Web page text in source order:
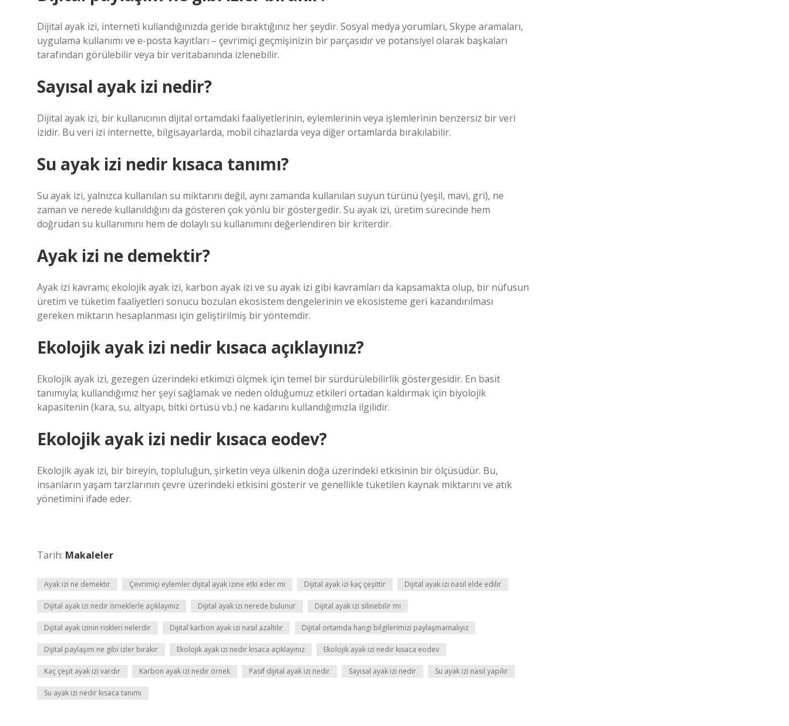
Dijital ayak izi, interneti kullandığınızda geride bıraktığınız her şeydir. Sosyal medya yorumları, Skype aramaları,
uygulama kullanımı ve e-posta kayıtları – çevrimiçi geçmişinizin bir parçasıdır ve potansiyel olarak başkaları
tarafından görülebilir veya bir veritabanında izlenebilir.
Sayısal ayak izi nedir?
Dijital ayak izi, bir kullanıcının dijital ortamdaki faaliyetlerinin, eylemlerinin veya işlemlerinin benzersiz bir veri
izidir. Bu veri izi internette, bilgisayarlarda, mobil cihazlarda veya diğer ortamlarda bırakılabilir.
Su ayak izi nedir kısaca tanımı?
Su ayak izi, yalnızca kullanılan su miktarını değil, aynı zamanda kullanılan suyun türünü (yeşil, mavi, gri), ne
zaman ve nerede kullanıldığını da gösteren çok yönlü bir göstergedir. Su ayak izi, üretim sürecinde hem
doğrudan su kullanımını hem de dolaylı su kullanımını değerlendiren bir kriterdir.
Ayak izi ne demektir?
Ayak izi kavramı; ekolojik ayak izi, karbon ayak izi ve su ayak izi gibi kavramları da kapsamakta olup, bir nüfusun
üretim ve tüketim faaliyetleri sonucu bozulan ekosistem dengelerinin ve ekosisteme geri kazandırılması
gereken miktarın hesaplanması için geliştirilmiş bir yöntemdir.
Ekolojik ayak izi nedir kısaca açıklayınız?
Ekolojik ayak izi, gezegen üzerindeki etkimizi ölçmek için temel bir sürdürülebilirlik göstergesidir. En basit
tanımıyla; kullandığımız her şeyi sağlamak ve neden olduğumuz etkileri ortadan kaldırmak için biyolojik
kapasitenin (kara, su, altyapı, bitki örtüsü vb.) ne kadarını kullandığımızla ilgilidir.
Ekolojik ayak izi nedir kısaca eodev?
Ekolojik ayak izi, bir bireyin, topluluğun, şirketin veya ülkenin doğa üzerindeki etkisinin bir ölçüsüdür. Bu,
insanların yaşam tarzlarının çevre üzerindeki etkisini gösterir ve genellikle tüketilen kaynak miktarını ve atık
yönetimini ifade eder.
Tarih: Makaleler
Ayak izi ne demektir Çevrimiçi eylemler dijital ayak izine etki eder mi Dijital ayak izi kaç çeşittir Dijital ayak izi nasıl elde edilir
Dijital ayak izi nedir örneklerle açıklayınız Dijital ayak izi nerede bulunur Dijital ayak izi silinebilir mi
Dijital ayak izinin riskleri nelerdir Dijital karbon ayak izi nasıl azaltılır Dijital ortamda hangi bilgilerimizi paylaşmamalıyız
Dijital paylaşım ne gibi izler bırakır Ekolojik ayak izi nedir kısaca açıklayınız Ekolojik ayak izi nedir kısaca eodev
Kaç çeşit ayak izi vardır Karbon ayak izi nedir örnek Pasif dijital ayak izi nedir Sayısal ayak izi nedir Su ayak izi nasıl yapılır
Su ayak izi nedir kısaca tanımı